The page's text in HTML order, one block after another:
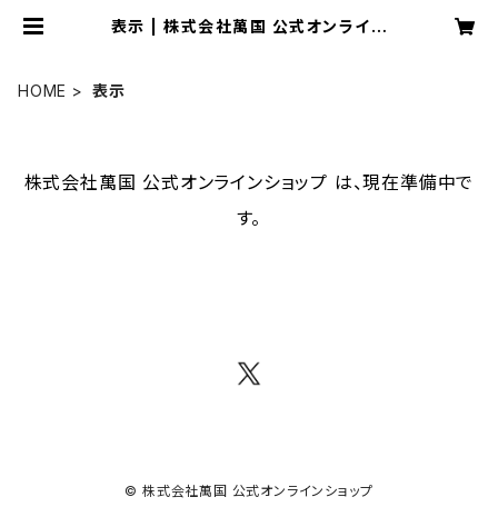
表示 | 株式会社萬国 公式オンライン
HOME 表示
株式会社萬国 公式オンラインショップ は、現在準備中で
す。
© 株式会社萬国 公式オンラインショップ